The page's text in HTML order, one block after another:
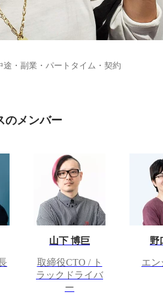
途・副業・パートタイム・契約
のメンバー
山下 博巨
取締役CTO / ト
ラックドライバ
ー
野
エン